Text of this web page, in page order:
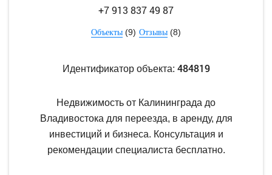
+7 913 837 49 87
Объекты (9) Отзывы (8)
Идентификатор объекта: 484819
Недвижимость от Калининграда до
Владивостока для переезда, в аренду, для
инвестиций и бизнеса. Консультация и
рекомендации специалиста бесплатно.